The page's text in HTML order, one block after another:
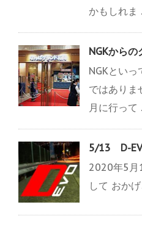
かもしれま
NGKから
NGKとい
ではありま
月に行って
5/13 D-
2020年5月
して おか